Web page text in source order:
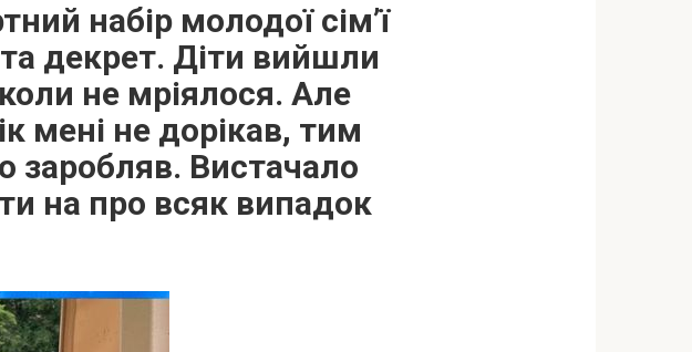
набір молодої сім’ї
декрет. Діти вийшли
не мріялося. Але
мені не дорікав, тим
Вистачало
на про всяк випадок